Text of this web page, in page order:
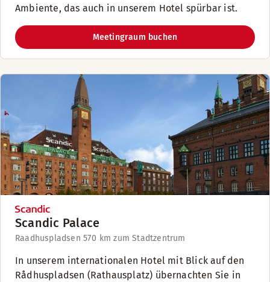
Ambiente, das auch in unserem Hotel spürbar ist.
Meetingraum buchen
Scandic Palace
Raadhuspladsen 570 km zum Stadtzentrum
In unserem internationalen Hotel mit Blick auf den
Rådhuspladsen (Rathausplatz) übernachten Sie in